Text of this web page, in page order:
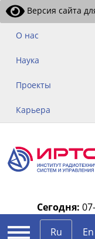
Версия сайта
О нас
Наука
Проекты
Карьера
Сегодня:
Ru
En